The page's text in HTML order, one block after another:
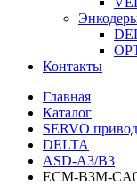
Контакты
Главная
Каталог
SERVO
DELTA
ASD-A3/B3
ECM-B3M-